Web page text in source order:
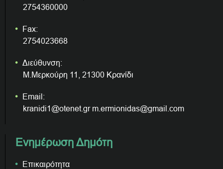
2754360000
Fax:
2754023668
Διεύθυνση:
Μ.Μερκούρη 11, 21300 Κρανίδι
Email:
kranidi1@otenet.gr m.ermionidas@gmail.com
Ενημέρωση Δημότη
Επικαιρότητα